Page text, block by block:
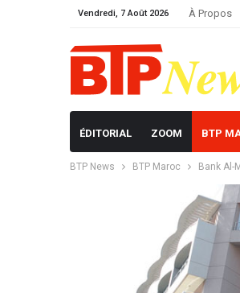
Vendredi, 7 Août 2026 À Propos
ÉDITORIAL ZOOM BTP
BTP News BTP Maroc Bank Al-